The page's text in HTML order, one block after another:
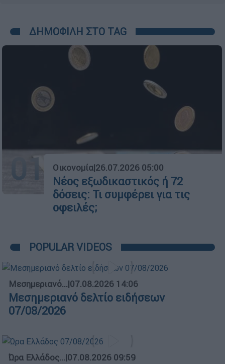
ΔΗΜΟΦΙΛΗ ΣΤΟ TAG
01 Οικονομία|26.07.2026 05:00
Νέος εξωδικαστικός ή 72
δόσεις: Τι συμφέρει για τις
οφειλές;
POPULAR VIDEOS
Μεσημεριανό...|07.08.2026 14:06
Μεσημεριανό δελτίο ειδήσεων
07/08/2026
Ώρα Ελλάδος...|07.08.2026 09:59